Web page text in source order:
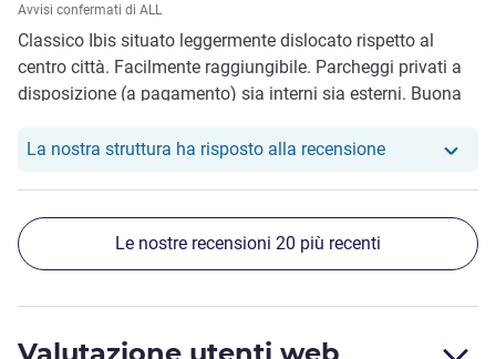
Avvisi confermati di ALL
Classico Ibis situato leggermente dislocato rispetto al
centro città. Facilmente raggiungibile. Parcheggi privati a
disposizione (a pagamento) sia interni sia esterni. Buona
La nostra struttura ha risposto alla recensioneIl nostro hotel
Le nostre recensioni 20 più recenti